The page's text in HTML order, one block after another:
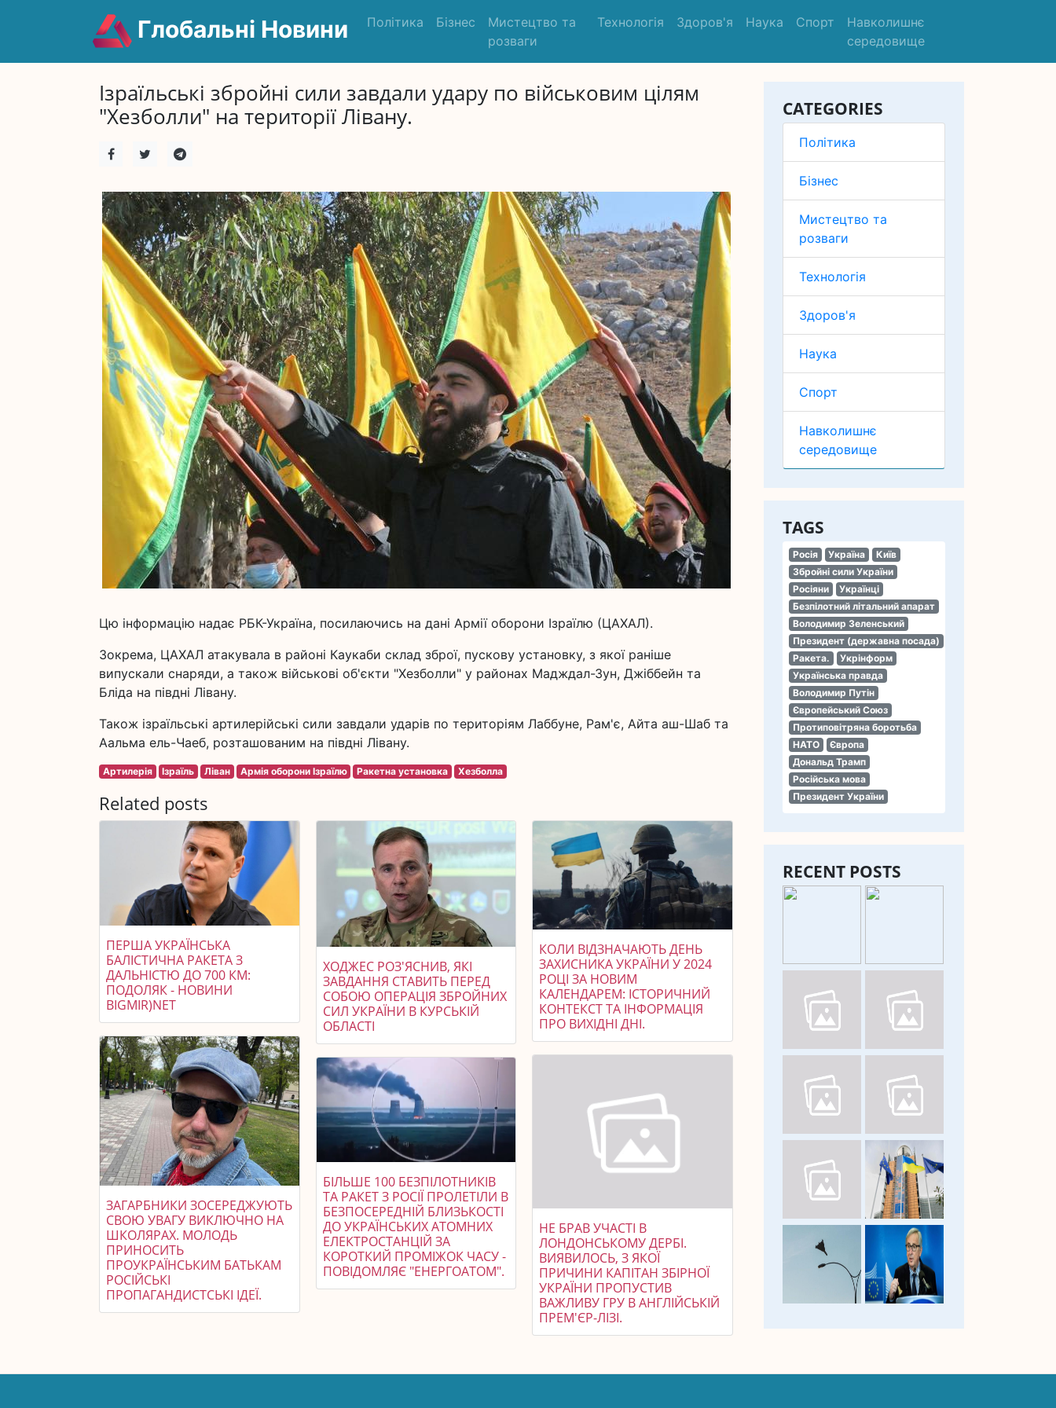
Глобальні Новини Політика Бізнес
Мистецтво та
розваги
Технологія Здоров'я Наука Спорт
Навколишнє
середовище
CATEGORIES
Політика
Бізнес
Мистецтво та
розваги
Технологія
Здоров'я
Наука
Спорт
Навколишнє
середовище
TAGS
Росія Україна
Київ
Збройні сили України
Росіяни
Українці
Безпілотний літальний апарат
Володимир Зеленський
Президент (державна посада)
Ракета.
Укрінформ
Українська правда
Володимир Путін
Європейський Союз
Протиповітряна боротьба
НАТО
Європа
Дональд Трамп
Російська мова
Президент України
RECENT POSTS
Ізраїльські збройні сили завдали удару по військовим цілям
"Хезболли" на території Лівану.
Цю інформацію надає РБК-Україна, посилаючись на дані Армії оборони Ізраїлю (ЦАХАЛ).
Зокрема, ЦАХАЛ атакувала в районі Каукаби склад зброї, пускову установку, з якої раніше
випускали снаряди, а також військові об'єкти "Хезболли" у районах Мадждал-Зун, Джіббейн та
Бліда на півдні Лівану.
Також ізраїльські артилерійські сили завдали ударів по територіям Лаббуне, Рам'є, Айта аш-Шаб та
Аальма ель-Чаеб, розташованим на півдні Лівану.
Артилерія Ізраїль Ліван Армія оборони Ізраїлю Ракетна установка Хезболла
Related posts
ПЕРША УКРАЇНСЬКА
БАЛІСТИЧНА РАКЕТА З
ДАЛЬНІСТЮ ДО 700 КМ:
ПОДОЛЯК - НОВИНИ
BIGMIR)NET
ЗАГАРБНИКИ ЗОСЕРЕДЖУЮТЬ
СВОЮ УВАГУ ВИКЛЮЧНО НА
ШКОЛЯРАХ. МОЛОДЬ
ПРИНОСИТЬ
ПРОУКРАЇНСЬКИМ БАТЬКАМ
РОСІЙСЬКІ
ПРОПАГАНДИСТСЬКІ ІДЕЇ.
ХОДЖЕС РОЗ'ЯСНИВ, ЯКІ
ЗАВДАННЯ СТАВИТЬ ПЕРЕД
СОБОЮ ОПЕРАЦІЯ ЗБРОЙНИХ
СИЛ УКРАЇНИ В КУРСЬКІЙ
ОБЛАСТІ
БІЛЬШЕ 100 БЕЗПІЛОТНИКІВ
ТА РАКЕТ З РОСІЇ ПРОЛЕТІЛИ В
БЕЗПОСЕРЕДНІЙ БЛИЗЬКОСТІ
ДО УКРАЇНСЬКИХ АТОМНИХ
ЕЛЕКТРОСТАНЦІЙ ЗА
КОРОТКИЙ ПРОМІЖОК ЧАСУ -
ПОВІДОМЛЯЄ "ЕНЕРГОАТОМ".
КОЛИ ВІДЗНАЧАЮТЬ ДЕНЬ
ЗАХИСНИКА УКРАЇНИ У 2024
РОЦІ ЗА НОВИМ
КАЛЕНДАРЕМ: ІСТОРИЧНИЙ
КОНТЕКСТ ТА ІНФОРМАЦІЯ
ПРО ВИХІДНІ ДНІ.
НЕ БРАВ УЧАСТІ В
ЛОНДОНСЬКОМУ ДЕРБІ.
ВИЯВИЛОСЬ, З ЯКОЇ
ПРИЧИНИ КАПІТАН ЗБІРНОЇ
УКРАЇНИ ПРОПУСТИВ
ВАЖЛИВУ ГРУ В АНГЛІЙСЬКІЙ
ПРЕМ'ЄР-ЛІЗІ.